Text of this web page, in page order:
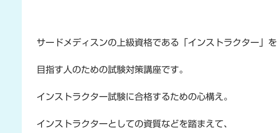
サードメディスンの上級資格である「インストラクター」を
目指す人のための試験対策講座です。
インストラクター試験に合格するための心構え。
インストラクターとしての資質などを踏まえて、